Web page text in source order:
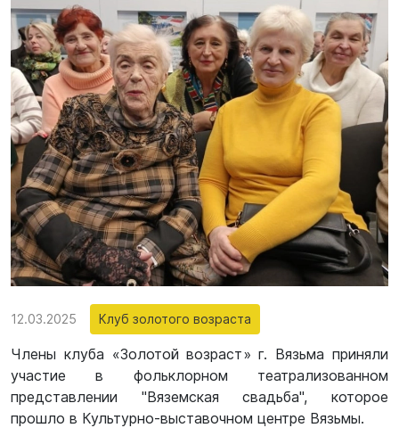
12.03.2025 Клуб золотого возраста
Члены клуба «Золотой возраст» г. Вязьма приняли
участие в фольклорном театрализованном
представлении "Вяземская свадьба", которое
прошло в Культурно-выставочном центре Вязьмы.